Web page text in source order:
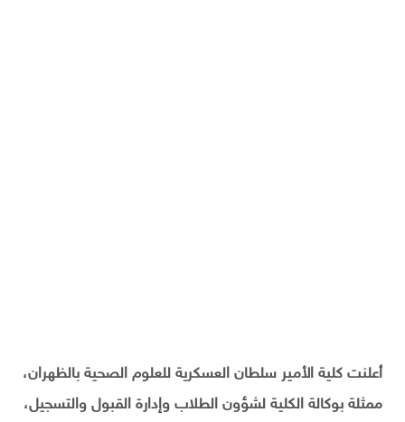
أعلنت كلية الأمير سلطان العسكرية للعلوم الصحية بالظهران،
ممثلة بوكالة الكلية لشؤون الطلاب وإدارة القبول والتسجيل،